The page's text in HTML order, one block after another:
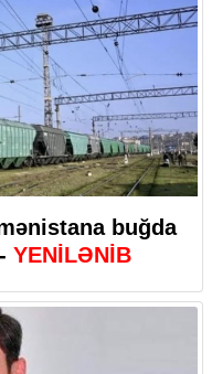
buğda
YENİLƏNİB